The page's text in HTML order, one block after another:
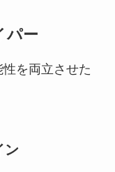
パー
を両立させた
ン